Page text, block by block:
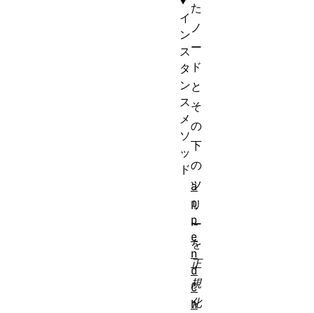
た
ノ
ー
ド
と
そ
の
下
の
ツ
リ
ー
を
正
規
化
イ
ン
ス
タ
ン
ス
メ
ソ
ッ
ド
a
p
p
e
n
d
C
h